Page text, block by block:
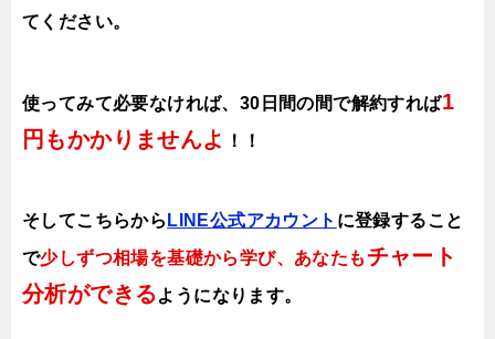
てください。
使ってみて必要なければ、30日間の間で解約すれば1
円もかかりませんよ
！！
そしてこちらから LINE公式アカウント に登録すること
で少しずつ相場を基礎から学び、あなたも チャート
分析ができるようになります。